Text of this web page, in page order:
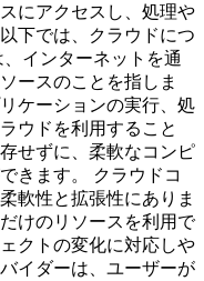
にアクセスし、処理や
下では、クラウドにつ
インターネットを通
ースのことを指しま
ケーションの実行、処
ウドを利用すること
せずに、柔軟なコンピ
きます。 クラウドコ
軟性と拡張性にありま
けのリソースを利用で
クトの変化に対応しや
イダーは、ユーザーが